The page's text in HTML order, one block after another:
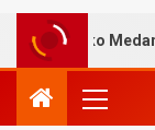
Sediakan